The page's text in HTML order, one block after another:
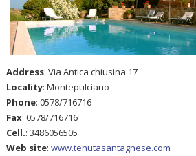
Address: Via Antica chiusina 17
Locality: Montepulciano
Phone: 0578/716716
Fax: 0578/716716
Cell.: 3486056505
Web site:www.tenutasantagnese.com